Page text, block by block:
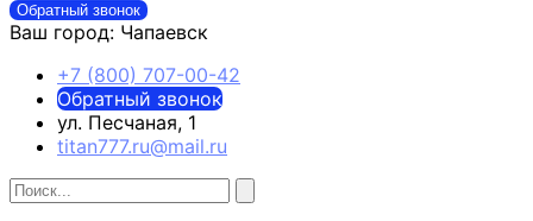
Обратный звонок
Ваш город: Чапаевск
+7 (800) 707-00-42
Обратный звонок
ул. Песчаная, 1
titan777.ru@mail.ru